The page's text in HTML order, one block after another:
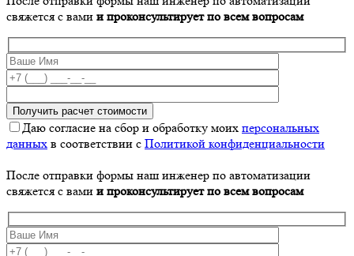
свяжется с вами и проконсультирует по всем вопросам
Даю согласие на сбор и обработку моих персональных
данных в соответствии с Политикой конфиденциальности
После отправки формы наш инженер по автоматизации
свяжется с вами и проконсультирует по всем вопросам